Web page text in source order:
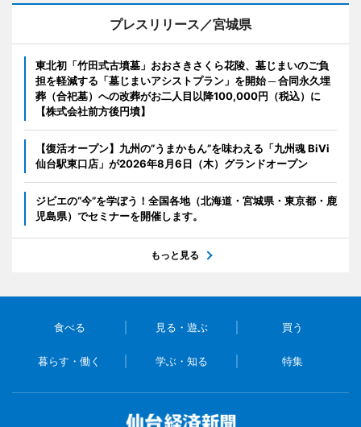
プレスリリース／宮城県
東北初「竹田式古墳墓」おおさきさくら花陵、墓じまいのご負
担を軽減する「墓じまいアシストプラン」を開始 ─ 合同永久埋
葬（合祀墓）への改葬がお二人目以降100,000円（税込）に
【株式会社前方後円墳】
【復活オープン】九州の”うまかもん”を味わえる「九州魂 BiVi
仙台駅東口店」が2026年8月6日（木）グランドオープン
ジビエの“今”を学ぼう！全国各地（北海道・宮城県・東京都・鹿
児島県）でセミナーを開催します。
もっと見る
食べる 見る・遊ぶ 買う
暮らす・働く 学ぶ・知る 特集